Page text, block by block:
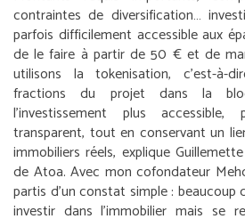
contraintes de diversification…
parfois difficilement accessible aux
de le faire à partir de 50 € et de
utilisons la tokenisation, c’est-à-
fractions du projet dans la
l’investissement plus
transparent, tout en conservant un
immobiliers réels, explique
de Atoa. Avec mon cofondateur
partis d’un constat simple : beaucoup
investir dans l’immobilier mais se